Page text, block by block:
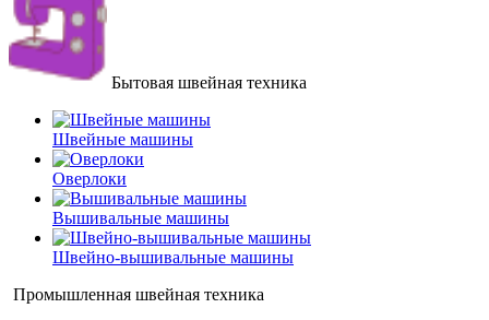
Бытовая швейная техника
Швейные машины
Оверлоки
Вышивальные машины
Швейно-вышивальные машины
Промышленная швейная техника